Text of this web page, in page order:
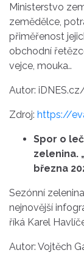
Ministerstvo
zemědělce,
přiměřenost
obchodní
vejce, mouka..
Autor:
Zdroj: https://
Spor o
zelenina.
března
Sezónní
nejnovější
říká Karel
Autor: Vojtěch